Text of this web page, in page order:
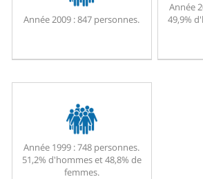
Année 2009 :847 personnes.
Année
49,9%
Année 1999 :748 personnes.
51,2% d'hommes et 48,8% de
femmes.